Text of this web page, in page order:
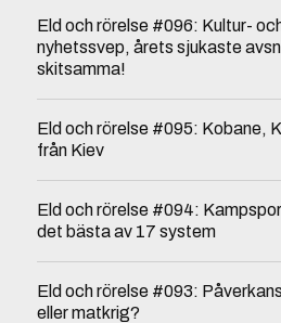
Eld och rörelse #096: Kultur-
nyhetssvep, årets sjukaste
skitsamma!
Eld och rörelse #095: Kobane,
från Kiev
Eld och rörelse #094:
det bästa av 17 system
Eld och rörelse #093:
eller matkrig?